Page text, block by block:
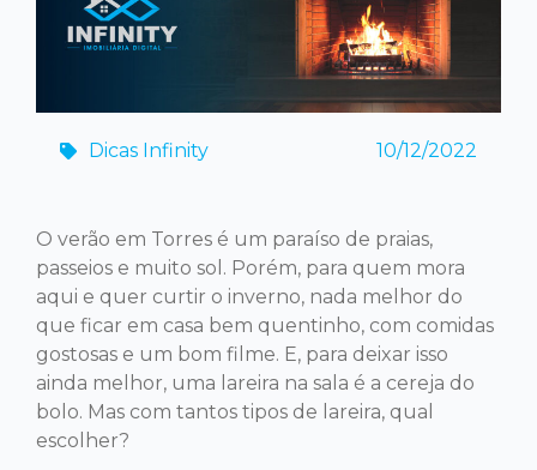
Dicas Infinity 10/12/2022
O verão em Torres é um paraíso de praias,
passeios e muito sol. Porém, para quem mora
aqui e quer curtir o inverno, nada melhor do
que ficar em casa bem quentinho, com comidas
gostosas e um bom filme. E, para deixar isso
ainda melhor, uma lareira na sala é a cereja do
bolo. Mas com tantos tipos de lareira, qual
escolher?